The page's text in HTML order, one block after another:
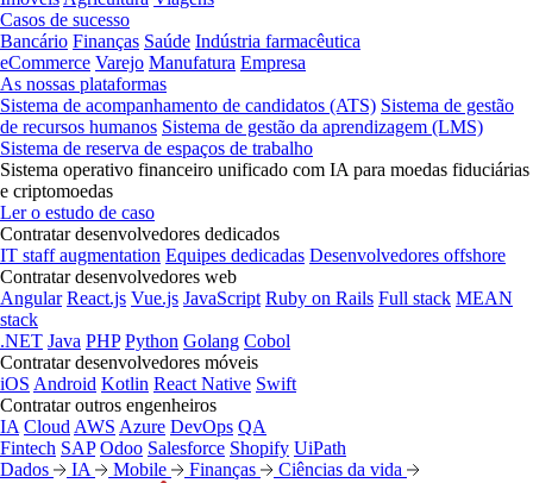
Casos de sucesso
Bancário Finanças Saúde Indústria farmacêutica
eCommerce Varejo Manufatura Empresa
As nossas plataformas
Sistema de acompanhamento de candidatos (ATS) Sistema de gestão
de recursos humanos Sistema de gestão da aprendizagem (LMS)
Sistema de reserva de espaços de trabalho
Sistema operativo financeiro unificado com IA para moedas fiduciárias
e criptomoedas
Ler o estudo de caso
Contratar desenvolvedores dedicados
IT staff augmentation Equipes dedicadas Desenvolvedores offshore
Contratar desenvolvedores web
Angular React.js Vue.js JavaScript Ruby on Rails Full stack MEAN
stack
.NET Java PHP Python Golang Cobol
Contratar desenvolvedores móveis
iOS Android Kotlin React Native Swift
Contratar outros engenheiros
IA Cloud AWS Azure DevOps QA
Fintech SAP Odoo Salesforce Shopify UiPath
Dados
IA Mobile Finanças Ciências da vida